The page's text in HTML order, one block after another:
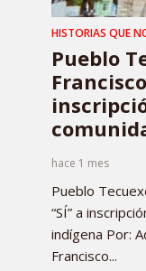
HISTORIAS QUE
Pueblo
hace 1 mes
Pueblo
“SÍ” a
indígena Por:
Francisco...